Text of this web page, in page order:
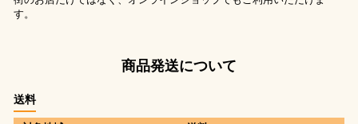
す。
商品発送について
送料